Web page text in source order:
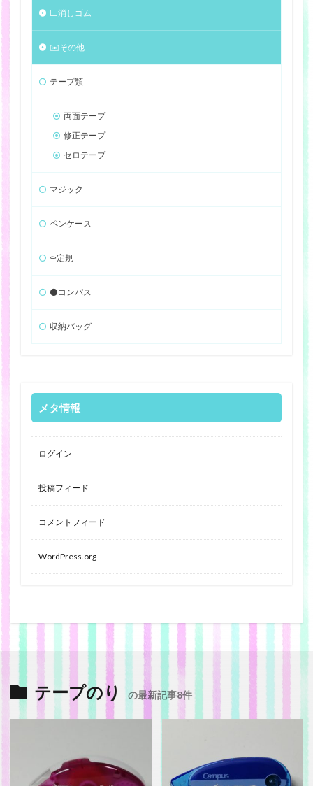
⬜️消しゴム
✉️その他
テープ類
両面テープ
修正テープ
セロテープ
マジック
ペンケース
⚰️定規
⚫️コンパス
収納バッグ
メタ情報
ログイン
投稿フィード
コメントフィード
WordPress.org
テープのり の最新記事8件